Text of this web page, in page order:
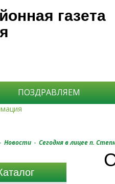
ПОЗДРАВЛЯЕМ
- Новости - Сегодня в лицее п.